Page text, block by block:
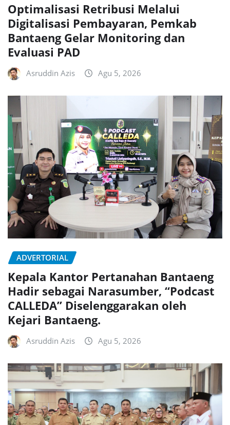
Optimalisasi Retribusi Melalui
Digitalisasi Pembayaran, Pemkab
Bantaeng Gelar Monitoring dan
Evaluasi PAD
Asruddin Azis Agu 5, 2026
ADVERTORIAL
Kepala Kantor Pertanahan Bantaeng
Hadir sebagai Narasumber, “Podcast
CALLEDA” Diselenggarakan oleh
Kejari Bantaeng.
Asruddin Azis Agu 5, 2026